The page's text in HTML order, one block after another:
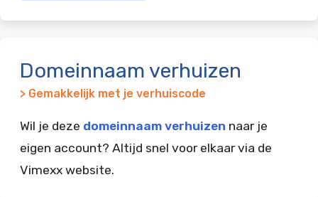
Domeinnaam verhuizen
> Gemakkelijk met je verhuiscode
Wil je deze domeinnaam verhuizen naar je
eigen account? Altijd snel voor elkaar via de
Vimexx website.